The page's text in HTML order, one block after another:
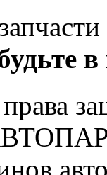
в